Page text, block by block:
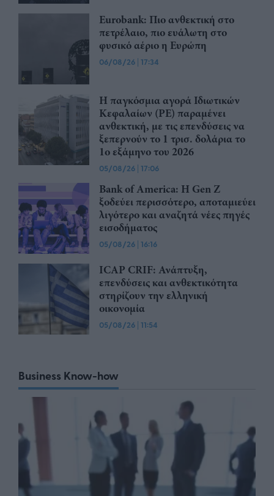
Eurobank: Πιο ανθεκτική στο
πετρέλαιο, πιο ευάλωτη στο
φυσικό αέριο η Ευρώπη
06/08/26 | 17:34
Η παγκόσμια αγορά Ιδιωτικών
Κεφαλαίων (PE) παραμένει
ανθεκτική, με τις επενδύσεις να
ξεπερνούν το 1 τρισ. δολάρια το
1ο εξάμηνο του 2026
05/08/26 | 17:06
Bank of America: Η Gen Z
ξoδεύει περισσότερο, αποταμιεύει
λιγότερο και αναζητά νέες πηγές
εισοδήματος
05/08/26 | 16:16
ICAP CRIF: Ανάπτυξη,
επενδύσεις και ανθεκτικότητα
στηρίζουν την ελληνική
οικονομία
05/08/26 | 11:54
Business Know-how